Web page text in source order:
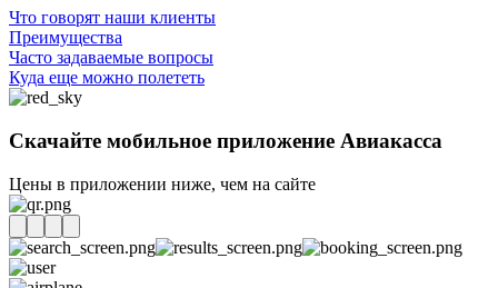
Что говорят наши клиенты
Преимущества
Часто задаваемые вопросы
Куда еще можно полететь
Скачайте мобильное приложение Авиакасса
Цены в приложении ниже, чем на сайте